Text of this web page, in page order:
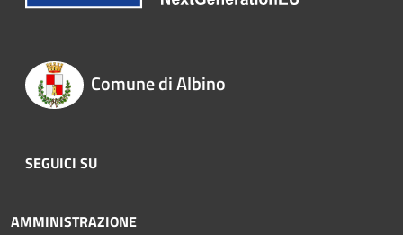
Comune di Albino
SEGUICI SU
AMMINISTRAZIONE